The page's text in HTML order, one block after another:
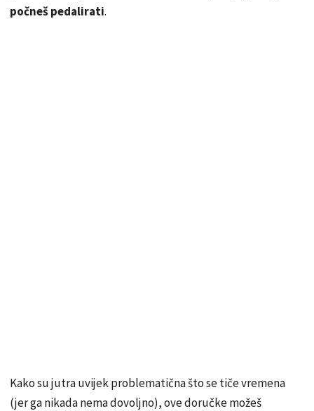
počneš pedalirati.
Kako su jutra uvijek problematična što se tiče vremena
(jer ga nikada nema dovoljno), ove doručke možeš